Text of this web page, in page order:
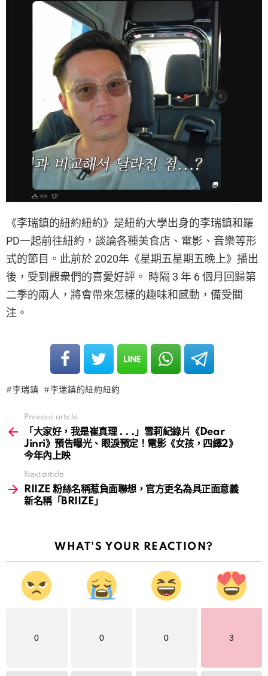
《李瑞鎮的紐約紐約》是紐約大學出身的李瑞鎮和羅
PD一起前往紐約，談論各種美食店、電影、音樂等形
式的節目。此前於 2020年《星期五星期五晚上》播出
後，受到觀衆們的喜愛好評。 時隔 3 年 6 個月回歸第
二季的兩人，將會帶來怎樣的趣味和感動，備受關
注。
李瑞鎮 李瑞鎮的紐約紐約
more
Previous article
「大家好，我是崔真理 . . .」雪莉紀錄片《Dear
Jinri》預告曝光、眼淚預定！電影《女孩，四繹2》
今年內上映
Next article
RIIZE 粉絲名稱惹負面聯想，官方更名為具正面意義
新名稱「BRIIZE」
WHAT'S YOUR REACTION?
0 0 0 3